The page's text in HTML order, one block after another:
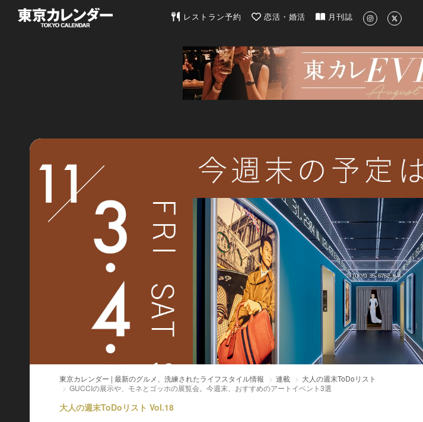
東京カレンダー | 最新のグルメ、洗練されたライフスタイル情報
レストラン予約 恋活・婚活 月刊誌
東京カレンダー | 最新のグルメ、洗練されたライフスタイル情報 連載
大人の週末ToDoリスト
GUCCIの展示や、モネとゴッホの展覧会。今週末、おすすめのアートイベント3選
大人の週末ToDoリスト Vol.18